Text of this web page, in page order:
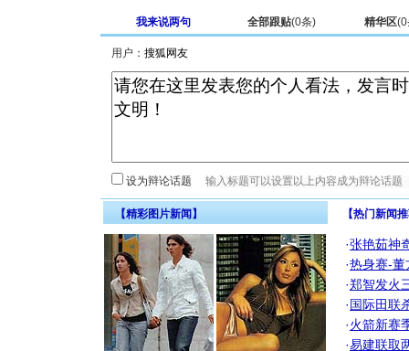
我来说两句 全部跟贴(0条) 精华区(0
用户：
设为辩论话题
【精彩图片新闻】 【热门新闻
·张艳茹神
·热身赛-董
·郑智发火
·国际田联
·火箭新赛
·易建联取